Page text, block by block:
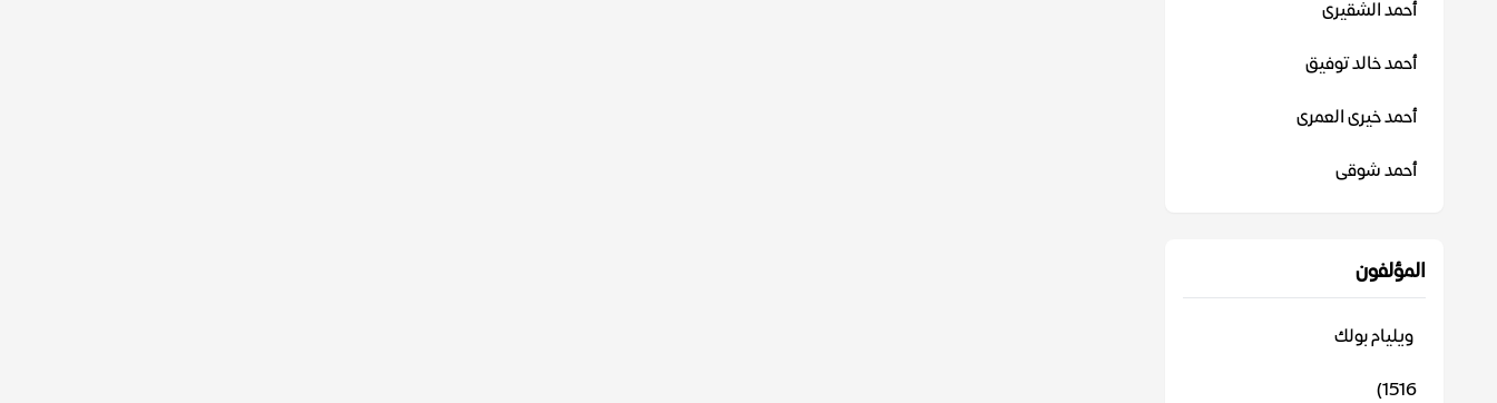
أحمد الشقيرى
أحمد خالد توفيق
أحمد خيرى العمرى
أحمد شوقى
المؤلفون
‬ ويليام بولك
1516)